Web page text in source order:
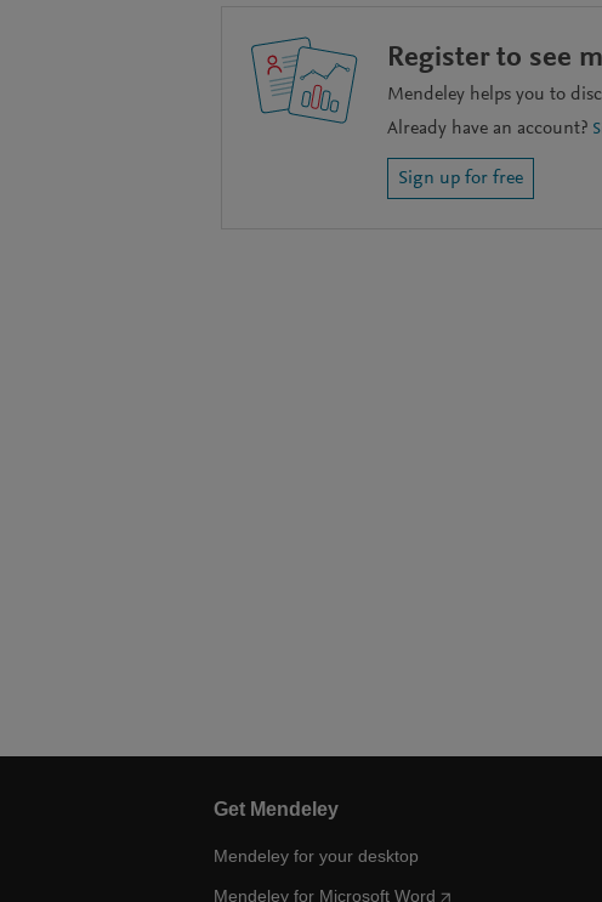
Register to see
Mendeley helps you to
Already have an account?
Sign up for free
Get Mendeley
Mendeley for your desktop
Mendeley for Microsoft Word